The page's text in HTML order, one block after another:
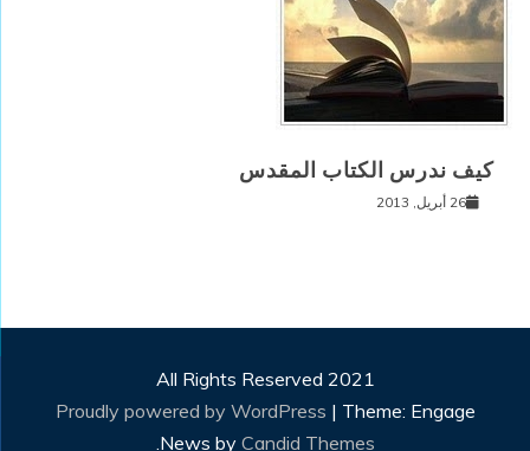
كيف ندرس الكتاب المقدس
26 أبريل, 2013
All Rights Reserved 2021
Proudly powered by WordPress | Theme: Engage
News by Candid Themes